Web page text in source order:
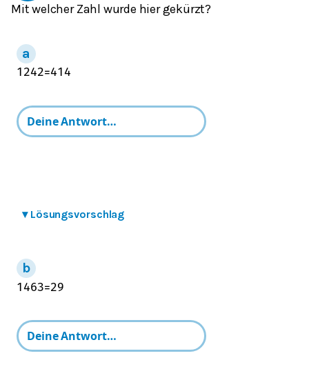
Mit welcher Zahl wurde hier gekürzt?
1242=414
▾ Lösungsvorschlag
1463=29